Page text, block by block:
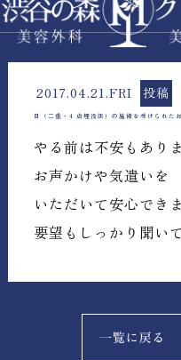
2017.04.21.FRI 投稿
目（二重・4 点埋没法）の施術を受けられた
やる前は不安もあり
お声かけや気遣いを
いただいて安心でき
要望もしっかり聞い